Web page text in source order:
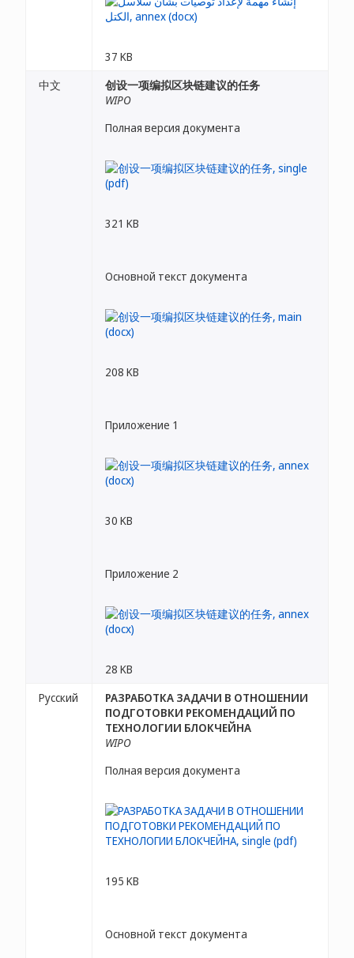
37 KB
中文
创设一项编拟区块链建议的任务
WIPO
Полная версия документа
321 KB
Основной текст документа
208 KB
Приложение 1
30 KB
Приложение 2
28 KB
Русский
РАЗРАБОТКА ЗАДАЧИ В ОТНОШЕНИИ
ПОДГОТОВКИ РЕКОМЕНДАЦИЙ ПО
ТЕХНОЛОГИИ БЛОКЧЕЙНА
WIPO
Полная версия документа
195 KB
Основной текст документа